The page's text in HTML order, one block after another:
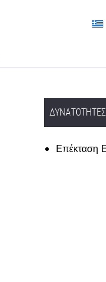
ΔΥΝΑΤΌΤΗΤΕΣ
Επέκταση